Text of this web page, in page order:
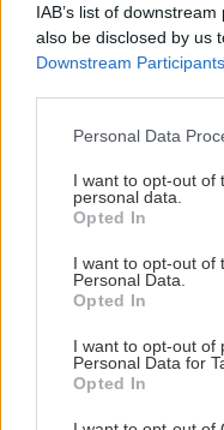
IAB’s list of
also be disclosed by us
Downstream Participants
Please note that this
not limited to your visit
grant or deny consent
use your data for below
consent section.
Personal Data
I want to opt-out of
personal data.
Opted In
I want to opt-out of
Personal Data.
Opted In
I want to opt-out of
Personal Data for
Opted In
Toxic Garbage
Καυστικό μήνυμα
σκίζουν και ένα
διαμαρτυρίας.